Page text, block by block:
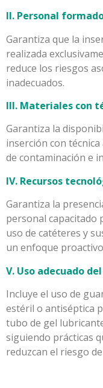
II. Personal
Garantiza que la
realizada
reduce los riesgos
inadecuados.
III. Materiales con
Garantiza la
inserción con
de contaminación e
IV. Recursos
Garantiza la
personal capacitado
uso de catéteres y
un enfoque
V. Uso adecuado
Incluye el uso de
estéril o antiséptica
tubo de gel
siguiendo prácticas
reduzcan el riesgo